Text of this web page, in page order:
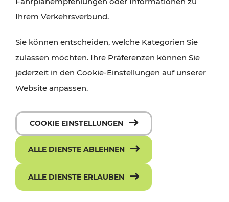
Ihrem Verkehrsverbund.
Sie können entscheiden, welche Kategorien Sie
zulassen möchten. Ihre Präferenzen können Sie
jederzeit in den Cookie-Einstellungen auf unserer
Website anpassen.
COOKIE EINSTELLUNGEN
ALLE DIENSTE ABLEHNEN
ALLE DIENSTE ERLAUBEN